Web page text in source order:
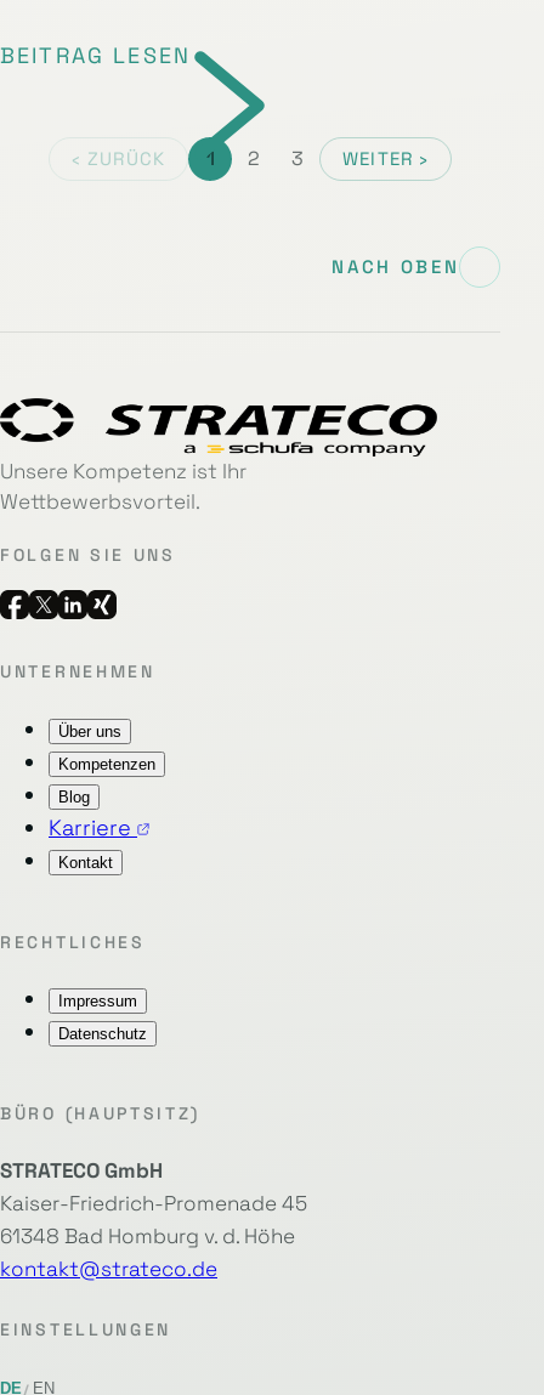
BEITRAG LESEN
‹ ZURÜCK 1 2 3 WEITER ›
NACH OBEN
Unsere Kompetenz ist Ihr
Wettbewerbsvorteil.
FOLGEN SIE UNS
UNTERNEHMEN
Über uns
Kompetenzen
Blog
Karriere
Kontakt
RECHTLICHES
Impressum
Datenschutz
BÜRO (HAUPTSITZ)
STRATECO GmbH
Kaiser-Friedrich-Promenade 45
61348 Bad Homburg v. d. Höhe
kontakt@strateco.de
EINSTELLUNGEN
DE EN